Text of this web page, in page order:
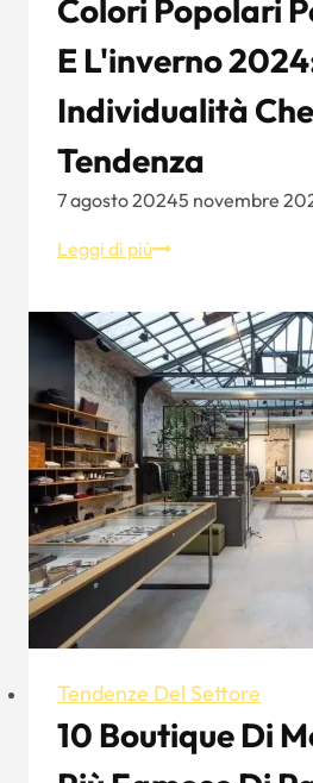
Colori Popolari
E L'inverno
Individualità
Tendenza
7 agosto 20245 novembre
Leggi di piùColori
per
l'autunno
e
l'inverno
2024:
Individualità
che
fa
tendenza
Tendenze Del Settore
10 Boutique Di